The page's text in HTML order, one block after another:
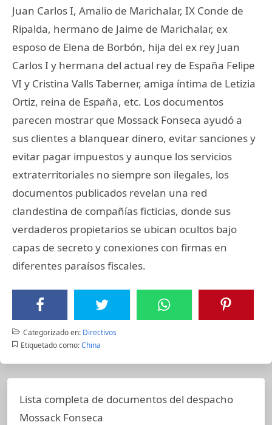
Juan Carlos I, Amalio de Marichalar, IX Conde de
Ripalda, hermano de Jaime de Marichalar, ex
esposo de Elena de Borbón, hija del ex rey Juan
Carlos I y hermana del actual rey de España Felipe
VI y Cristina Valls Taberner, amiga íntima de Letizia
Ortiz, reina de España, etc. Los documentos
parecen mostrar que Mossack Fonseca ayudó a
sus clientes a blanquear dinero, evitar sanciones y
evitar pagar impuestos y aunque los servicios
extraterritoriales no siempre son ilegales, los
documentos publicados revelan una red
clandestina de compañías ficticias, donde sus
verdaderos propietarios se ubican ocultos bajo
capas de secreto y conexiones con firmas en
diferentes paraísos fiscales.
Categorizado en: Directivos
Etiquetado como: China
Lista completa de documentos del despacho
Mossack Fonseca